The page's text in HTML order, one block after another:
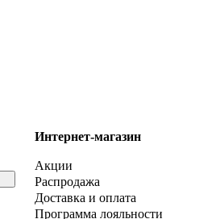
Интернет-магазин
Акции
Распродажа
Доставка и оплата
Программа лояльности